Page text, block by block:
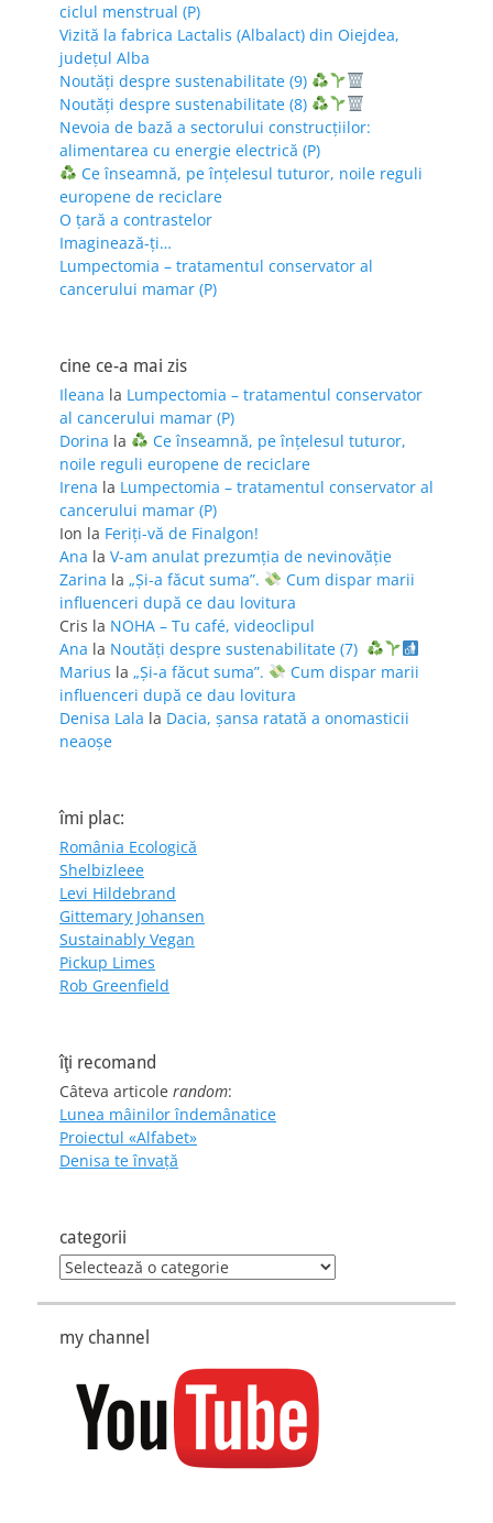
ciclul menstrual (P)
Vizită la fabrica Lactalis (Albalact) din Oiejdea,
județul Alba
Noutăți despre sustenabilitate (9)
Noutăți despre sustenabilitate (8)
Nevoia de bază a sectorului construcțiilor:
alimentarea cu energie electrică (P)
Ce înseamnă, pe înțelesul tuturor, noile reguli
europene de reciclare
O țară a contrastelor
Imaginează-ți…
Lumpectomia – tratamentul conservator al
cancerului mamar (P)
cine ce-a mai zis
Ileana la Lumpectomia – tratamentul conservator
al cancerului mamar (P)
Dorina la
Ce înseamnă, pe înțelesul tuturor,
noile reguli europene de reciclare
Irena la Lumpectomia – tratamentul conservator al
cancerului mamar (P)
Ion la Feriţi-vă de Finalgon!
Ana la V-am anulat prezumția de nevinovăție
Zarina la „Și-a făcut suma”.
Cum dispar marii
influenceri după ce dau lovitura
Cris la NOHA – Tu café, videoclipul
Ana la Noutăți despre sustenabilitate (7)
Marius la „Și-a făcut suma”.
Cum dispar marii
influenceri după ce dau lovitura
Denisa Lala la Dacia, șansa ratată a onomasticii
neaoșe
îmi plac:
România Ecologică
Shelbizleee
Levi Hildebrand
Gittemary Johansen
Sustainably Vegan
Pickup Limes
Rob Greenfield
îţi recomand
Câteva articole random:
Lunea mâinilor îndemânatice
Proiectul «Alfabet»
Denisa te învaţă
categorii
categorii
my channel